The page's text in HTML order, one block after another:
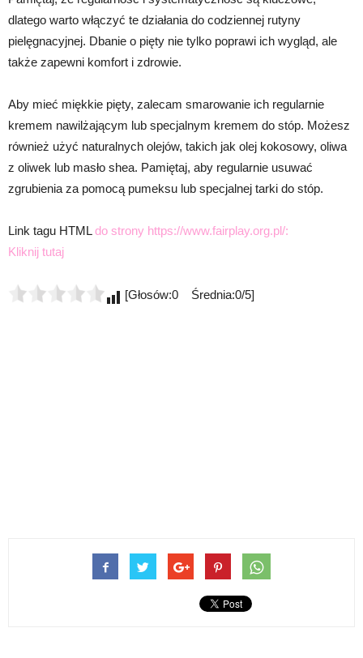
dlatego warto włączyć te działania do codziennej rutyny
pielęgnacyjnej. Dbanie o pięty nie tylko poprawi ich wygląd, ale
także zapewni komfort i zdrowie.
Aby mieć miękkie pięty, zalecam smarowanie ich regularnie
kremem nawilżającym lub specjalnym kremem do stóp. Możesz
również użyć naturalnych olejów, takich jak olej kokosowy, oliwa
z oliwek lub masło shea. Pamiętaj, aby regularnie usuwać
zgrubienia za pomocą pumeksu lub specjalnej tarki do stóp.
Link tagu HTMLdo strony https://www.fairplay.org.pl/:
Kliknij tutaj
[Głosów:0 Średnia:0/5]